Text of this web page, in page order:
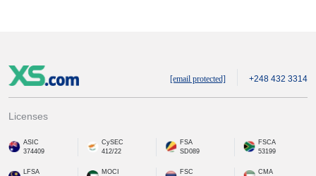
[email protected] +248 432 3314
Licenses
ASIC
374409
CySEC
412/22
FSA
SD089
FSCA
53199
LFSA
MOCI
FSC
CMA